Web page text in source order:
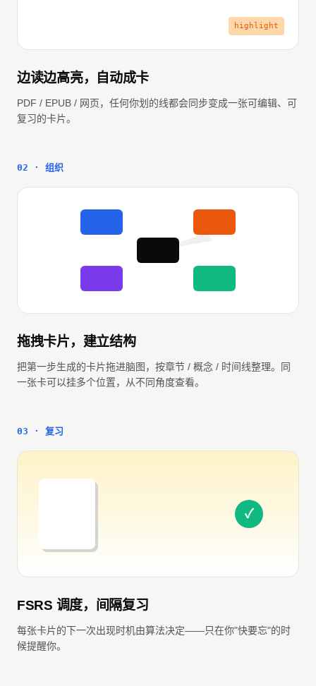
边读边高亮，自动成卡
PDF / EPUB / 网页，任何你划的线都会同步变成一张可编辑、可
复习的卡片。
02 · 组织
拖拽卡片，建立结构
把第一步生成的卡片拖进脑图，按章节 / 概念 / 时间线整理。同
一张卡可以挂多个位置，从不同角度查看。
03 · 复习
FSRS 调度，间隔复习
每张卡片的下一次出现时机由算法决定——只在你"快要忘"的时
候提醒你。